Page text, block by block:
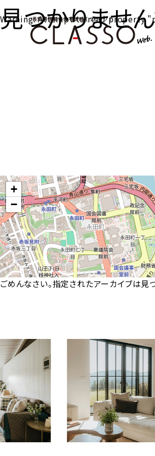
Warning: Attempt to read property
+
−
見つかりませ
ごめんなさい。指定されたアーカイブは見